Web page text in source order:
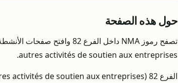
حول هذه الصفحة
autres activités de soutien aux entreprises.